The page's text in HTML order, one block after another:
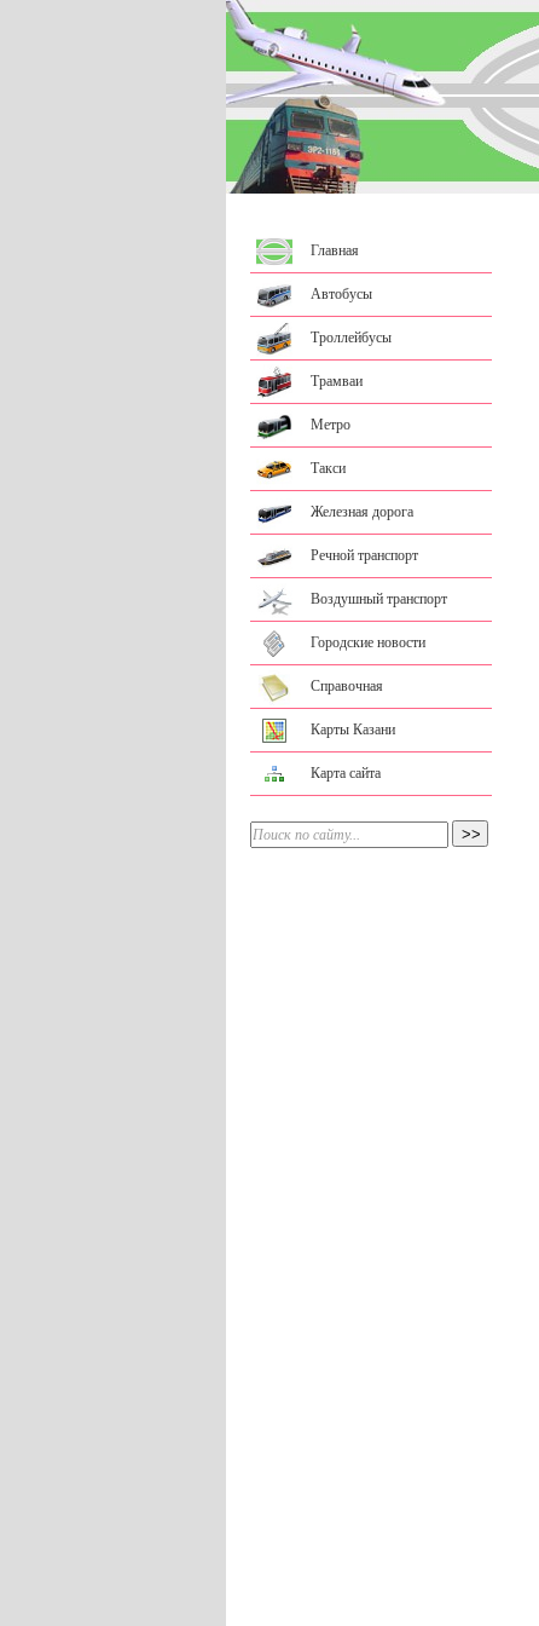
Главная
Автобусы
Троллейбусы
Трамваи
Метро
Такси
Железная дорога
Речной транспорт
Воздушный транспорт
Городские новости
Справочная
Карты Казани
Карта сайта